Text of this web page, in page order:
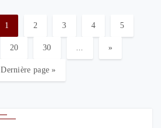
1 2 3 4 5
20 30 ... »
Dernière page »